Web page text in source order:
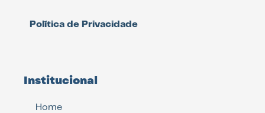
Política de Privacidade
Institucional
Home